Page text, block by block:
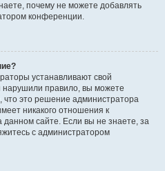
почему не можете добавлять
конференции.
устанавливают свой
нарушили правило, вы можете
что это решение администратора
никакого отношения к
сайте. Если вы не знаете, за
с администратором